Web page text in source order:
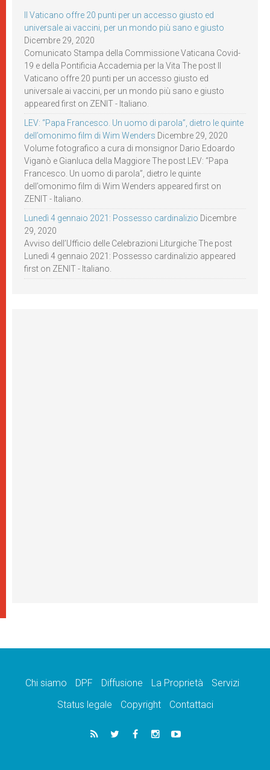
Il Vaticano offre 20 punti per un accesso giusto ed
universale ai vaccini, per un mondo più sano e giusto
Dicembre 29, 2020
Comunicato Stampa della Commissione Vaticana Covid-
19 e della Pontificia Accademia per la Vita The post Il
Vaticano offre 20 punti per un accesso giusto ed
universale ai vaccini, per un mondo più sano e giusto
appeared first on ZENIT - Italiano.
LEV: “Papa Francesco. Un uomo di parola”, dietro le quinte
dell’omonimo film di Wim Wenders Dicembre 29, 2020
Volume fotografico a cura di monsignor Dario Edoardo
Viganò e Gianluca della Maggiore The post LEV: “Papa
Francesco. Un uomo di parola”, dietro le quinte
dell’omonimo film di Wim Wenders appeared first on
ZENIT - Italiano.
Lunedì 4 gennaio 2021: Possesso cardinalizio Dicembre
29, 2020
Avviso dell’Ufficio delle Celebrazioni Liturgiche The post
Lunedì 4 gennaio 2021: Possesso cardinalizio appeared
first on ZENIT - Italiano.
Chi siamo DPF Diffusione La Proprietà
Servizi
Status legale
Copyright Contattaci